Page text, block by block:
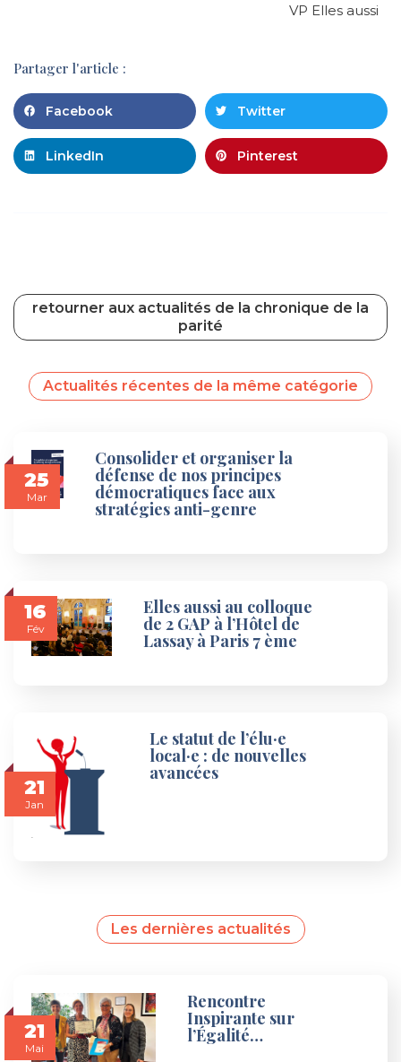
VP Elles aussi
Partager l'article :
Facebook Twitter
LinkedIn Pinterest
retourner aux actualités de la chronique de la
parité
Actualités récentes de la même catégorie
25
Mar
Consolider et organiser la
défense de nos principes
démocratiques face aux
stratégies anti-genre
16
Fév
Elles aussi au colloque
de 2 GAP à l’Hôtel de
Lassay à Paris 7 ème
21
Jan
Le statut de l’élu·e
local·e : de nouvelles
avancées
Les dernières actualités
21
Mai
Rencontre
Inspirante sur
l’Égalité…